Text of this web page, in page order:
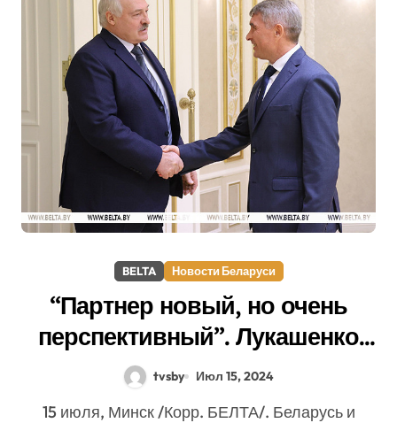
BELTA Новости Беларуси
“Партнер новый, но очень
перспективный”. Лукашенко
высказался о сотрудничестве
с Чувашией
tvsby Июл 15, 2024
15 июля, Минск /Корр. БЕЛТА/. Беларусь и